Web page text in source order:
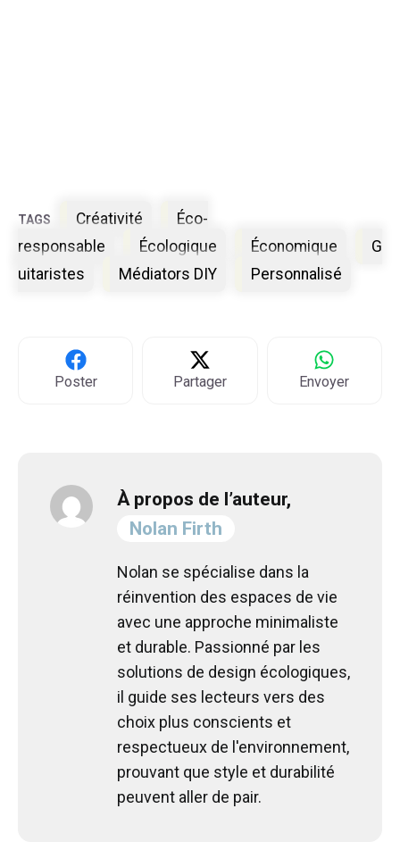
Étiquettes
Créativité
Éco-
responsable
Écologique Économique
G
uitaristes
Médiators DIY Personnalisé
Poster Partager Envoyer
À propos de l’auteur,
Nolan Firth
Nolan se spécialise dans la
réinvention des espaces de vie
avec une approche minimaliste
et durable. Passionné par les
solutions de design écologiques,
il guide ses lecteurs vers des
choix plus conscients et
respectueux de l'environnement,
prouvant que style et durabilité
peuvent aller de pair.